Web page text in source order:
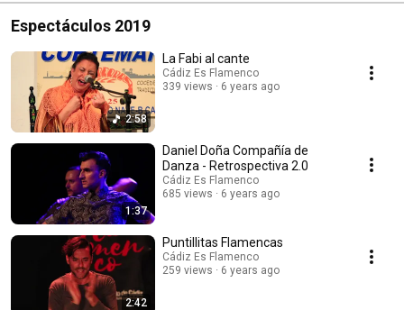
Espectáculos 2019
2:58
La Fabi al cante
Cádiz Es Flamenco
339 views
6 years ago
1:37
Daniel Doña Compañía de
Danza - Retrospectiva 2.0
Cádiz Es Flamenco
685 views
6 years ago
2:42
Puntillitas Flamencas
Cádiz Es Flamenco
259 views
6 years ago